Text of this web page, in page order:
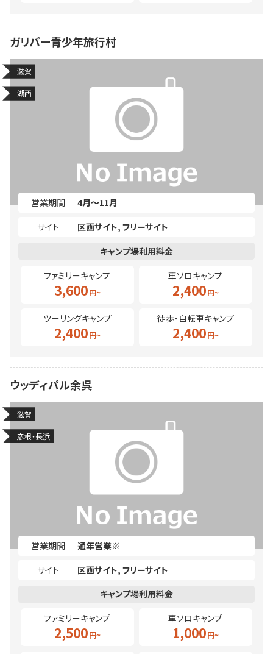
ガリバー青少年旅行村
滋賀
湖西
営業期間
4月～11月
サイト
区画サイト フリーサイト
ファミリーキャンプ
3,600
車ソロキャンプ
2,400
ツーリングキャンプ
2,400
徒歩・自転車キャンプ
2,400
ウッディパル余呉
滋賀
彦根・長浜
営業期間
通年営業※
サイト
区画サイト フリーサイト
ファミリーキャンプ
2,500
車ソロキャンプ
1,000